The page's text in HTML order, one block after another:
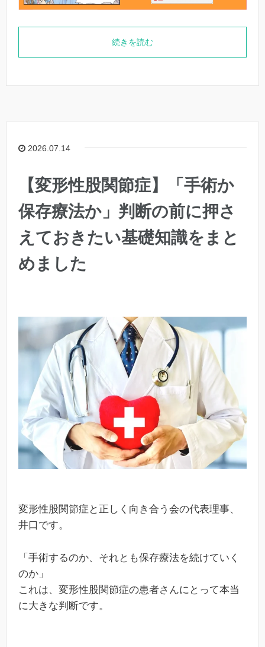
続きを読む
2026.07.14
【変形性股関節症】「手術か
保存療法か」判断の前に押さ
えておきたい基礎知識をまと
めました
変形性股関節症と正しく向き合う会の代表理事、
井口です。
「手術するのか、それとも保存療法を続けていく
のか」
これは、変形性股関節症の患者さんにとって本当
に大きな判断です。